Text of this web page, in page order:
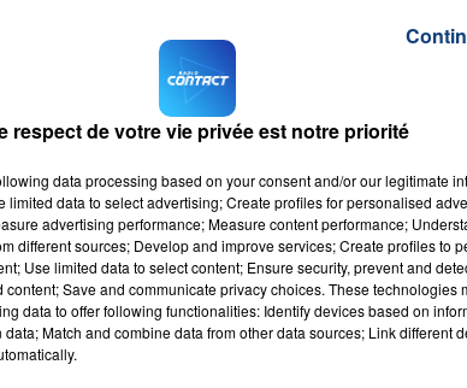
être particulièrement hivernale. Météo France
et peut-être même... quelques flocons de
si celle-ci ne devrait pas tenir au sol...
RADIO CONTACT
respect de votre vie privée est notre priorité
data processing based on your consent and/or our legitimate
limited data to select advertising; Create profiles for personalised
advertising performance; Measure content performance;
different sources; Develop and improve services; Create profiles to
Use limited data to select content; Ensure security, prevent and
Save and communicate privacy choices. These technologies
data to offer following functionalities: Identify devices based on
Match and combine data from other data sources; Link different